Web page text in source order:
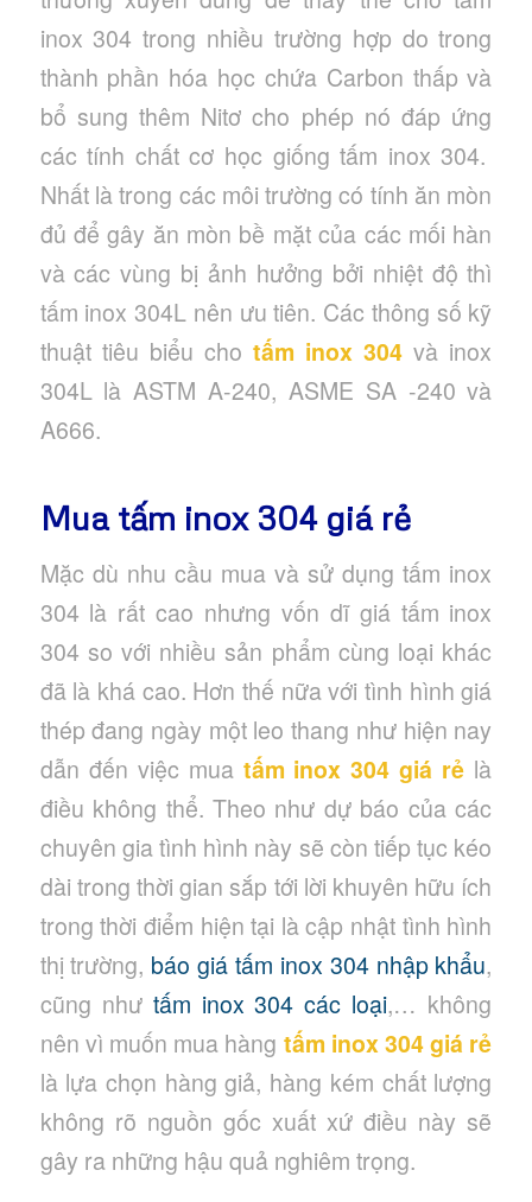
inox 304 trong nhiều trường hợp do trong
thành phần hóa học chứa Carbon thấp và
bổ sung thêm Nitơ cho phép nó đáp ứng
các tính chất cơ học giống tấm inox 304.
Nhất là trong các môi trường có tính ăn mòn
đủ để gây ăn mòn bề mặt của các mối hàn
và các vùng bị ảnh hưởng bởi nhiệt độ thì
tấm inox 304L nên ưu tiên. Các thông số kỹ
thuật tiêu biểu cho tấm inox 304 và inox
304L là ASTM A-240, ASME SA -240 và
A666.
Mua tấm inox 304 giá rẻ
Mặc dù nhu cầu mua và sử dụng tấm inox
304 là rất cao nhưng vốn dĩ giá tấm inox
304 so với nhiều sản phẩm cùng loại khác
đã là khá cao. Hơn thế nữa với tình hình giá
thép đang ngày một leo thang như hiện nay
dẫn đến việc muatấm inox 304 giá rẻ là
điều không thể. Theo như dự báo của các
chuyên gia tình hình này sẽ còn tiếp tục kéo
dài trong thời gian sắp tới lời khuyên hữu ích
trong thời điểm hiện tại là cập nhật tình hình
thị trường, báo giá tấm inox 304 nhập khẩu,
cũng như tấm inox 304 các loại,… không
nên vì muốn mua hàng tấm inox 304 giá rẻ
là lựa chọn hàng giả, hàng kém chất lượng
không rõ nguồn gốc xuất xứ điều này sẽ
gây ra những hậu quả nghiêm trọng.